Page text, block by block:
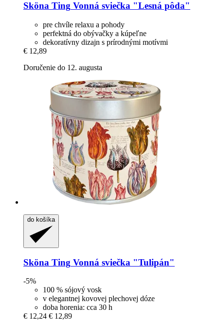
Sköna Ting Vonná sviečka "Lesná pôda"
pre chvíle relaxu a pohody
perfektná do obývačky a kúpeľne
dekoratívny dizajn s prírodnými motívmi
€ 12,89
Doručenie do 12. augusta
do košíka
Sköna Ting Vonná sviečka "Tulipán"
-5%
100 % sójový vosk
v elegantnej kovovej plechovej dóze
doba horenia: cca 30 h
€ 12,24 € 12,89